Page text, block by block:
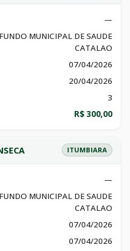
—
FUNDO MUNICIPAL DE SAUDE
CATALAO
07/04/2026
20/04/2026
3
R$ 300,00
ITUMBIARA
—
FUNDO MUNICIPAL DE SAUDE
CATALAO
07/04/2026
07/04/2026